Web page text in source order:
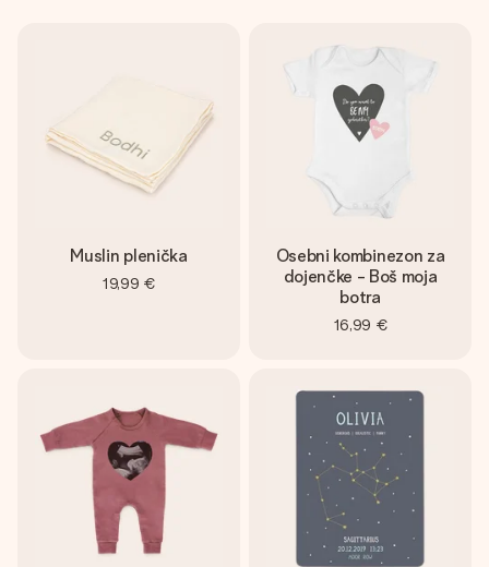
Muslin plenička
19,99 €
Osebni kombinezon za
dojenčke - Boš moja
botra
16,99 €